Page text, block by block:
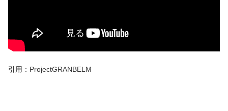
引用：ProjectGRANBELM